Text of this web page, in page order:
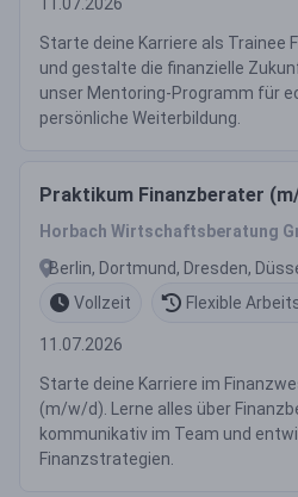
Starte deine Karriere als Trainee
und gestalte die finanzielle
unser Mentoring-Programm für
persönliche Weiterbildung.
Praktikum Finanzberater
Horbach Wirtschaftsberatung
Berlin, Dortmund, Dresden,
Vollzeit
Flexible
11.07.2026
Starte deine Karriere im
(m/w/d). Lerne alles über
kommunikativ im Team und
Finanzstrategien.